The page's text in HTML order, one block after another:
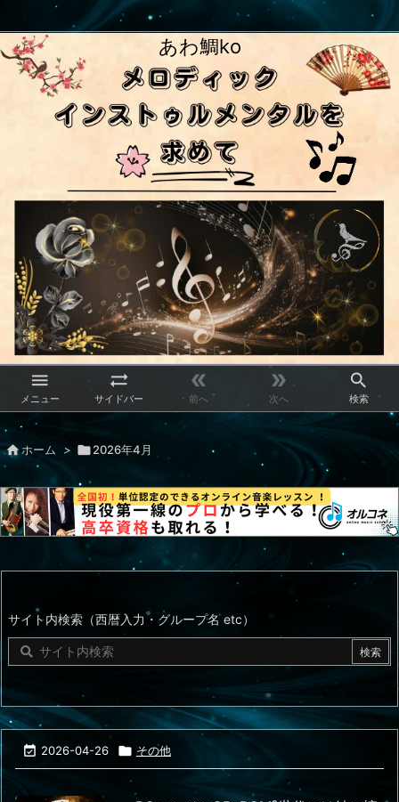
あわ鯛ko

メニュー

サイドバー

前へ

次へ

検索
ホーム > 2026年4月
サイト内検索（西暦入力・グループ名 etc）
 2026-04-26  その他